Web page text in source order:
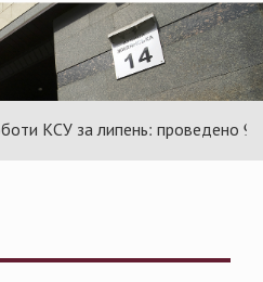
КСУ за липень: проведено 94